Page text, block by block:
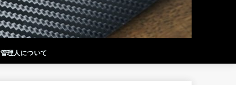
管理人について